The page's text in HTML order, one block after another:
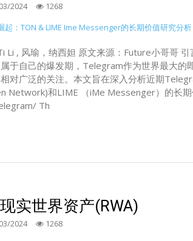
2024 1268
Li , 风瑜，纳西妲 原文来源：Future小哥哥
于自己的爆发期，Telegram作为世界最大的
对广泛的关注。本文旨在深入分析近期
Network)和LIME （iMe Messenger）的长
Th
实世界资产(RWA)
2024 1268